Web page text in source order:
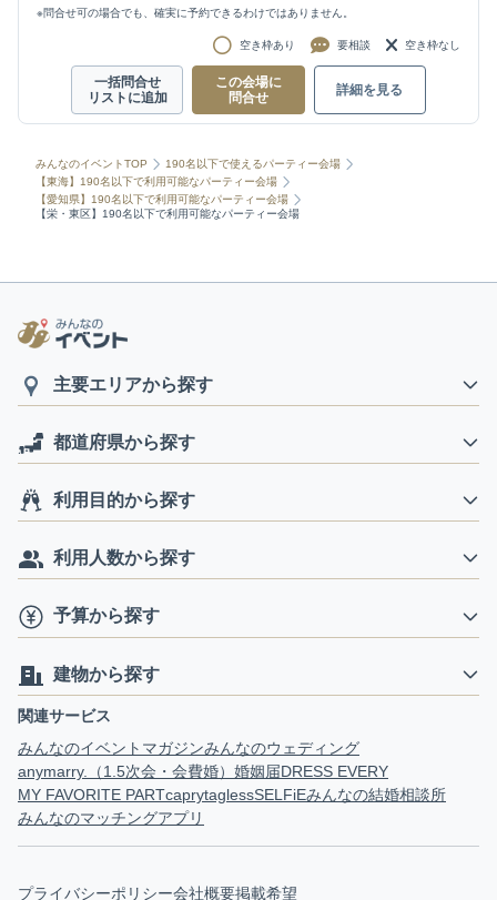
※問合せ可の場合でも、確実に予約できるわけではありません。
空き枠あり 要相談 空き枠なし
一括問合せ
リストに追加
この会場に
問合せ
詳細を見る
みんなのイベントTOP
190名以下で使えるパーティー会場
【東海】190名以下で利用可能なパーティー会場
【愛知県】190名以下で利用可能なパーティー会場
【栄・東区】190名以下で利用可能なパーティー会場
主要エリアから探す
都道府県から探す
利用目的から探す
利用人数から探す
予算から探す
建物から探す
関連サービス
みんなのイベントマガジンみんなのウェディング
anymarry.（1.5次会・会費婚） 婚姻届DRESS EVERY
MY FAVORITE PARTcaprytaglessSELFiEみんなの結婚相談所
みんなのマッチングアプリ
プライバシーポリシー会社概要掲載希望